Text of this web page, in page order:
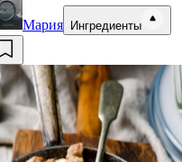
Мария Ингредиенты